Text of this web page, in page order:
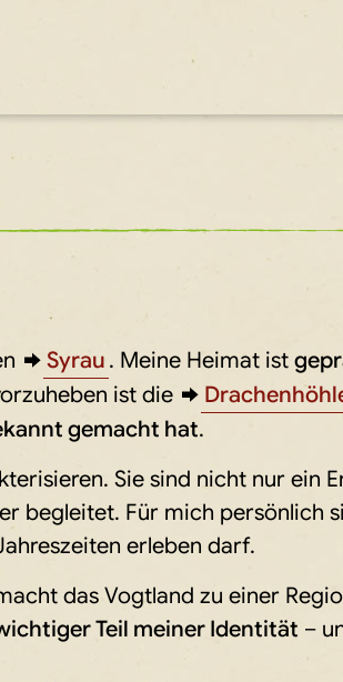
Syrau . Meine Heimat ist
ist die
gemacht hat.
Sie sind nicht nur ein
begleitet. Für mich persönlich
erleben darf.
das Vogtland zu einer
Teil meiner Identität –